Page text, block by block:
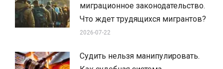
миграционное законодательство.
Что ждет трудящихся мигрантов?
2026-07-22
Судить нельзя манипулировать.